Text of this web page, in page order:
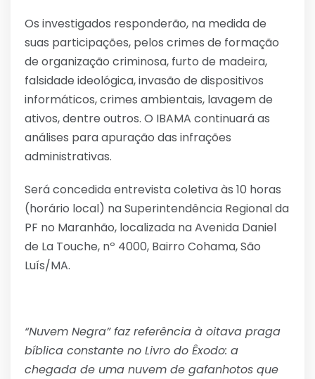
Os investigados responderão, na medida de
suas participações, pelos crimes de formação
de organização criminosa, furto de madeira,
falsidade ideológica, invasão de dispositivos
informáticos, crimes ambientais, lavagem de
ativos, dentre outros. O IBAMA continuará as
análises para apuração das infrações
administrativas.
Será concedida entrevista coletiva às 10 horas
(horário local) na Superintendência Regional da
PF no Maranhão, localizada na Avenida Daniel
de La Touche, nº 4000, Bairro Cohama, São
Luís/MA.
“Nuvem Negra” faz referência à oitava praga
bíblica constante no Livro do Êxodo: a
chegada de uma nuvem de gafanhotos que